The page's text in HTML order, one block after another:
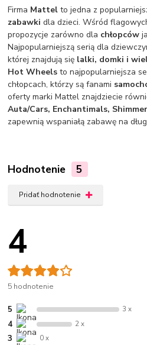
Firma Mattel to jedna z
zabawki dla dzieci. Wśród
propozycje zarówno dla chłopców
Najpopularniejszą serią dla
której znajdują się lalki, domki i
Hot Wheels to najpopularniejsza
chłopcach, którzy są fanami
oferty marki Mattel znajdziecie
Auta/Cars, Enchantimals,
zapewnią wspaniałą zabawę na
Hodnotenie 5
Pridať hodnotenie
4
5 hodnotenie
5 3 x
4 2 x
3 0 x